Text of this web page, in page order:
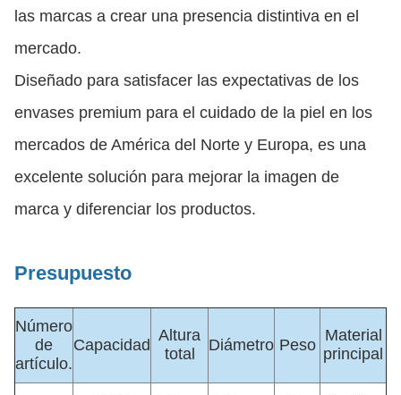
las marcas a crear una presencia distintiva en el
mercado.
Diseñado para satisfacer las expectativas de los
envases premium para el cuidado de la piel en los
mercados de América del Norte y Europa, es una
excelente solución para mejorar la imagen de
marca y diferenciar los productos.
Presupuesto
Número
de
artículo.
Capacidad
Altura
total
Diámetro Peso
Material
principal